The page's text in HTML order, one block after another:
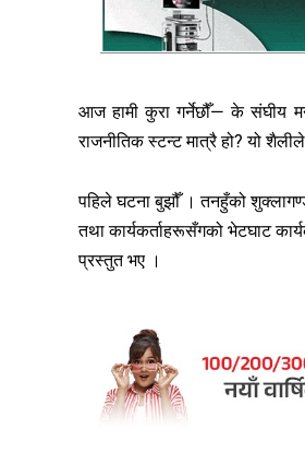
आज हामी कुरा गर्नेछौँ— के संघीय
राजनीतिक स्टन्ट मात्रै हो? यो
पहिले घटना बुझौँ । तनहुँको
तथा कार्यकर्ताहरूसँगको भेटघाट
प्रस्तुत भए ।